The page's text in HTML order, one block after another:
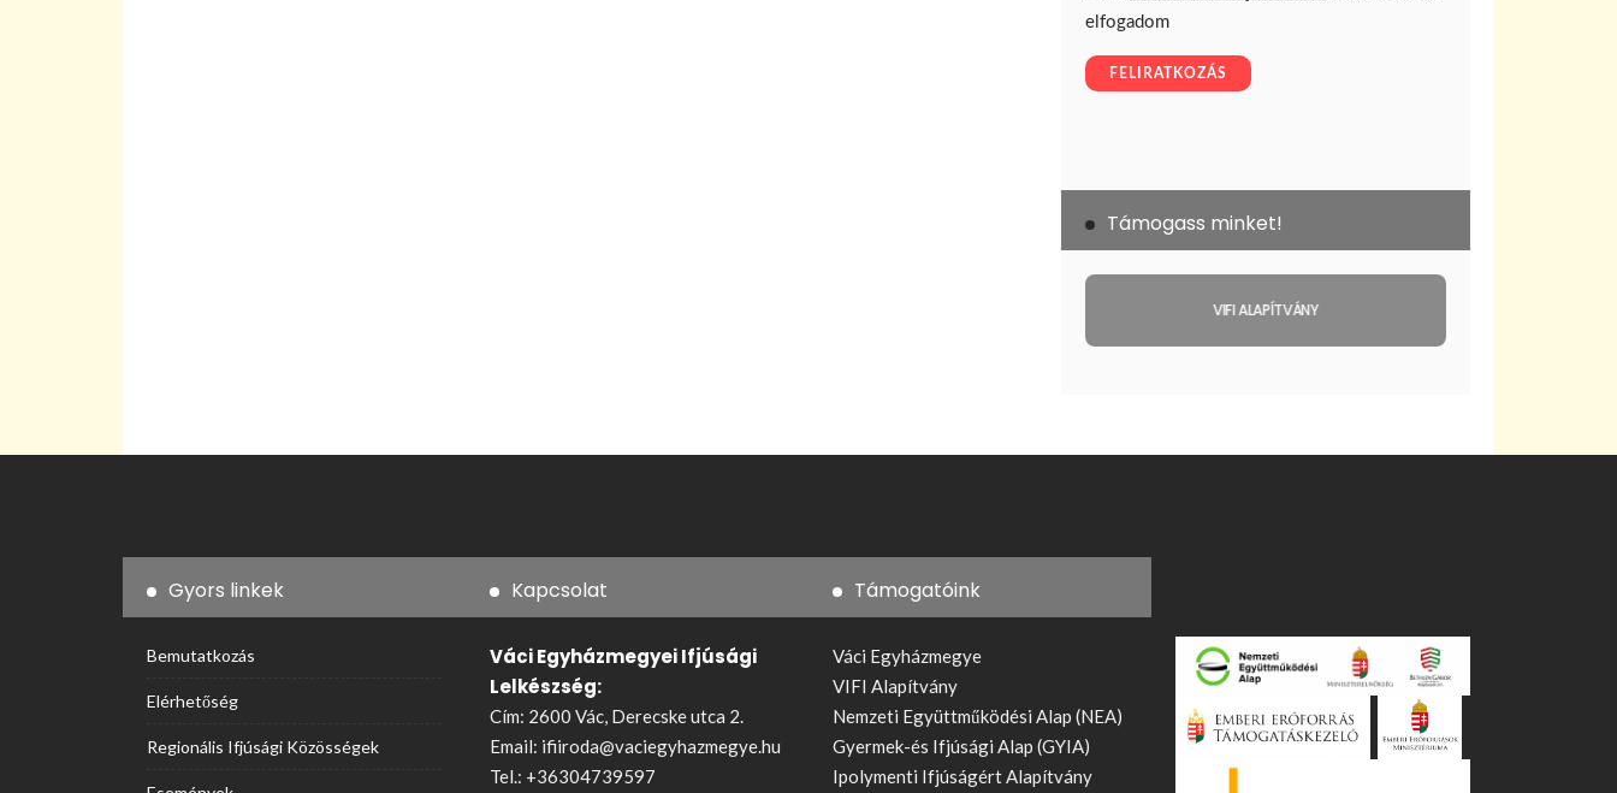
Támogass minket!
VIFI ALAPÍTVÁNY
Gyors linkek
Bemutatkozás
Elérhetőség
Regionális Ifjúsági Közösségek
Kapcsolat
Váci Egyházmegyei Ifjúsági
Lelkészség:
Cím: 2600 Vác, Derecske utca 2.
Email: ifiiroda@vaciegyhazmegye.hu
Tel.: +36304739597
Támogatóink
Váci Egyházmegye
VIFI Alapítvány
Nemzeti Együttműködési Alap (NEA)
Gyermek-és Ifjúsági Alap (GYIA)
Ipolymenti Ifjúságért Alapítvány